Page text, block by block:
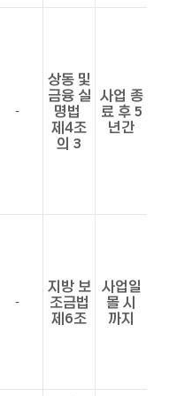
-
상동 및
금융 실
명법
제4조
의 3
사업 종
료 후 5
년간
-
지방 보
조금법
제6조
사업일
몰 시
까지